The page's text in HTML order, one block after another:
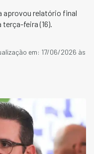
aprovou relatório final
feira (16).
em: 17/06/2026 às